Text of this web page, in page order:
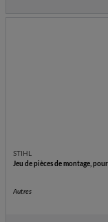
STIHL
Jeu de pièces de montage,
Autres